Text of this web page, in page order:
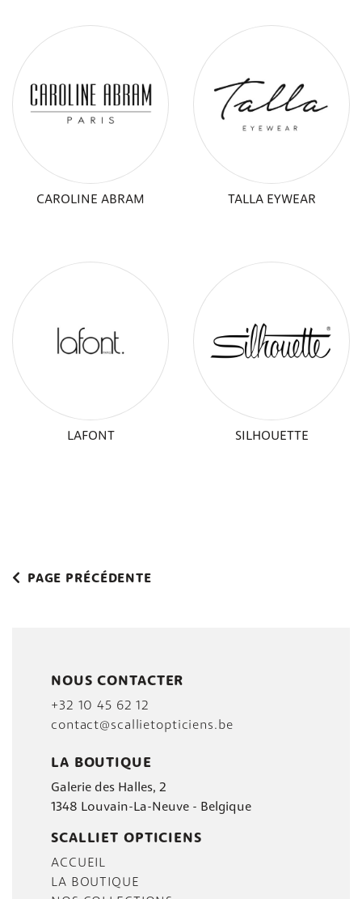
CAROLINE ABRAM TALLA EYWEAR
LAFONT SILHOUETTE
PAGE PRÉCÉDENTE
NOUS CONTACTER
+32 10 45 62 12
contact@scallietopticiens.be
LA BOUTIQUE
Galerie des Halles, 2
1348 Louvain-La-Neuve - Belgique
SCALLIET OPTICIENS
ACCUEIL
LA BOUTIQUE